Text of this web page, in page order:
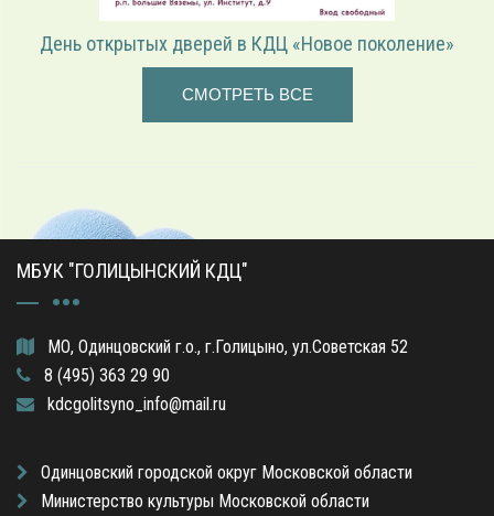
«Играем в режиссёра» —
СМОТРЕТЬ ВСЕ
МБУК "ГОЛИЦЫНСКИЙ КДЦ"
МО, Одинцовский г.о., г.Голицыно, ул.Советская 52
8 (495) 363 29 90
kdcgolitsyno_info@mail.ru
Одинцовский городской округ Московской области
Министерство культуры Московской области